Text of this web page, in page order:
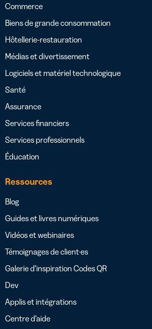
Commerce
Biens de grande consommation
Hôtellerie-restauration
Médias et divertissement
Logiciels et matériel technologique
Santé
Assurance
Services financiers
Services professionnels
Éducation
Ressources
Blog
Guides et livres numériques
Vidéos et webinaires
Témoignages de client·es
Galerie d’inspiration Codes QR
Dev
Applis et intégrations
Centre d’aide